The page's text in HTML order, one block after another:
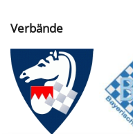
Verbände